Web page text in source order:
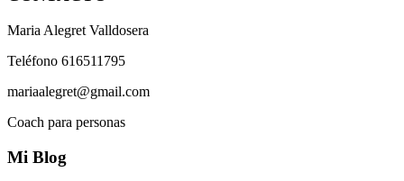
Maria Alegret Valldosera
Teléfono 616511795
mariaalegret@gmail.com
Coach para personas
Mi Blog